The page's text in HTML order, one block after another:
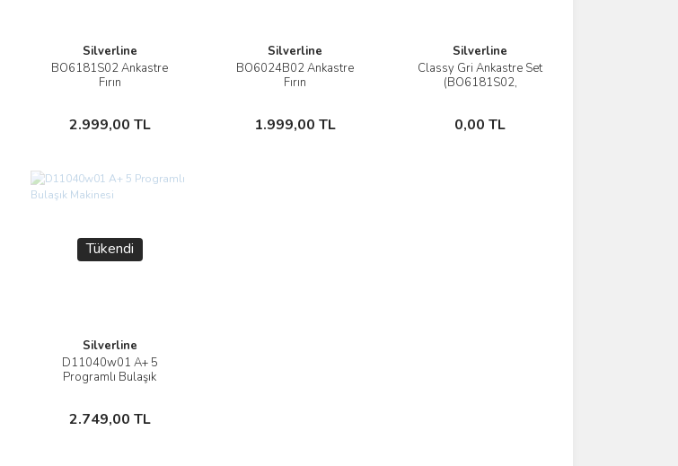
Silverline
BO6181S02 Ankastre
Fırın
2.999,00 TL
İncele
Stokta Yok
Silverline
BO6024B02 Ankastre
Fırın
1.999,00 TL
İncele
Stokta Yok
Silverline
Classy Gri Ankastre Set
(BO6181S02,
0,00 TL
İncele
Stokta Yok
Tükendi
Silverline
D11040w01 A+ 5
Programlı Bulaşık
2.749,00 TL
İncele
Stokta Yok